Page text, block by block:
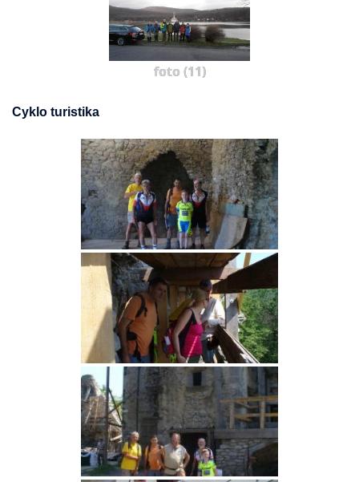
foto (11)
Cyklo turistika